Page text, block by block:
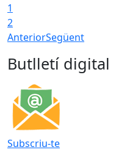
1
2
AnteriorSegüent
Butlletí digital
Subscriu-te